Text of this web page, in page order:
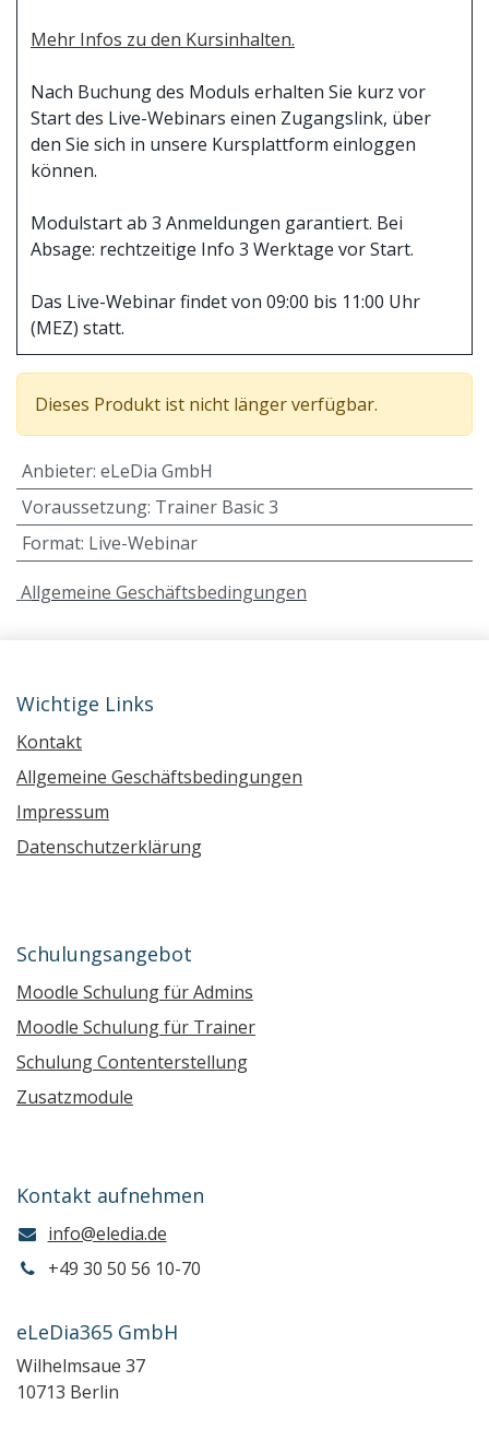
Mehr Infos zu den Kursinhalten.
Nach Buchung des Moduls erhalten Sie kurz vor
Start des Live-Webinars einen Zugangslink, über
den Sie sich in unsere Kursplattform einloggen
können.
Modulstart ab 3 Anmeldungen garantiert. Bei
Absage: rechtzeitige Info 3 Werktage vor Start.
Das Live-Webinar findet von 09:00 bis 11:00 Uhr
(MEZ) statt.
Dieses Produkt ist nicht länger verfügbar.
Anbieter: eLeDia GmbH
Voraussetzung: Trainer Basic 3
Format: Live-Webinar
Allgemeine Geschäftsbedingungen
Wichtige Links
Kontakt
Allgemeine Geschäftsbedingungen
Impressum
Datenschutzerklärung
Schulungsangebot
Moodle Schulung für Admins
Moodle Schulung für Trainer
Schulung Contenterstellung
Zusatzmodule
Kontakt aufnehmen
info@eledia.de
+49 30 50 56 10-70
eLeDia365 GmbH
Wilhelmsaue 37
10713 Berlin